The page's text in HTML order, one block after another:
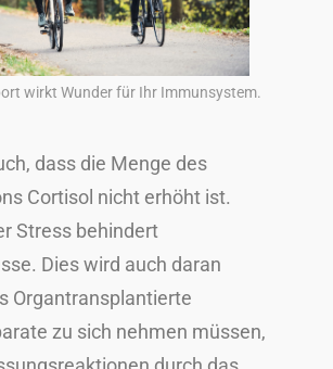
wirkt Wunder für Ihr Immunsystem.
dass die Menge des
Cortisol nicht erhöht ist.
Stress behindert
Dies wird auch daran
Organtransplantierte
zu sich nehmen müssen,